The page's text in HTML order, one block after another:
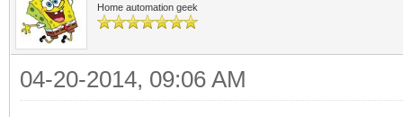
Home automation geek
04-20-2014, 09:06 AM